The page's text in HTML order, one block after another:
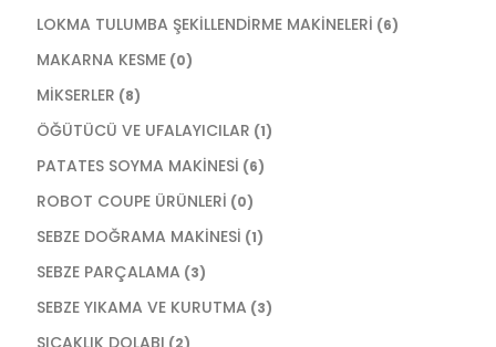
LOKMA TULUMBA ŞEKİLLENDİRME MAKİNELERİ (6)
MAKARNA KESME (0)
MİKSERLER (8)
ÖĞÜTÜCÜ VE UFALAYICILAR (1)
PATATES SOYMA MAKİNESİ (6)
ROBOT COUPE ÜRÜNLERİ (0)
SEBZE DOĞRAMA MAKİNESİ (1)
SEBZE PARÇALAMA (3)
SEBZE YIKAMA VE KURUTMA (3)
SICAKLIK DOLABI (2)